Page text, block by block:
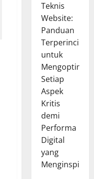
Teknis
Website:
Panduan
Terperinci
untuk
Setiap
Aspek
Kritis
demi
Performa
Digital
yang
Menginspirasi